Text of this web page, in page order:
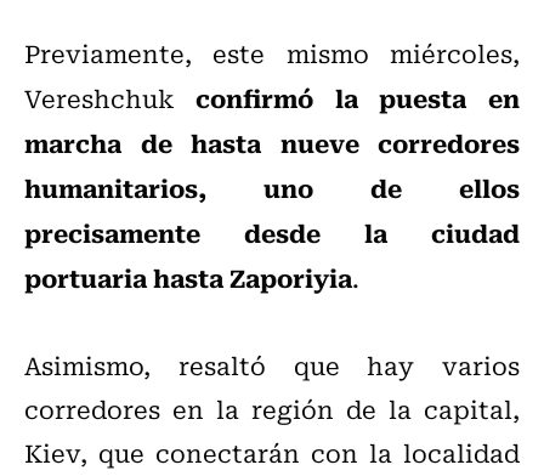
Previamente, este mismo miércoles,
Vereshchuk confirmó la puesta en
marcha de hasta nueve corredores
humanitarios, uno de ellos
precisamente desde la ciudad
portuaria hasta Zaporiyia.
Asimismo, resaltó que hay varios
corredores en la región de la capital,
Kiev, que conectarán con la localidad